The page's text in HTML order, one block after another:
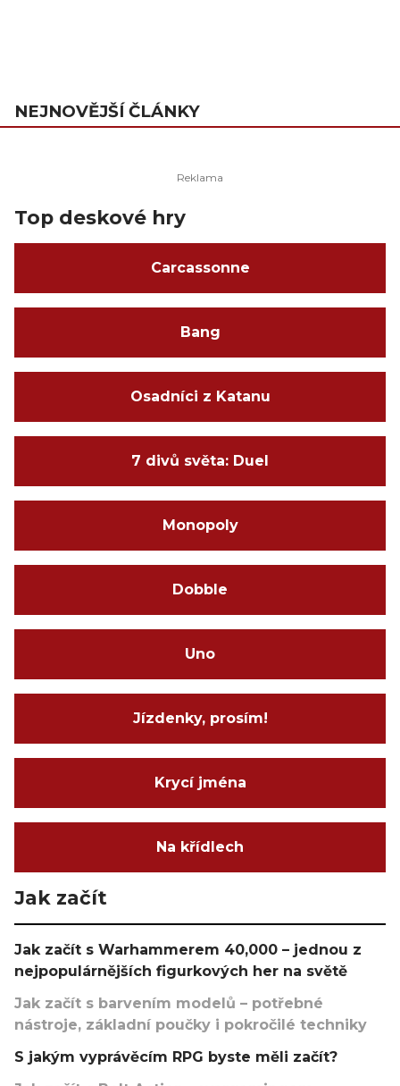
NEJNOVĚJŠÍ ČLÁNKY
Top deskové hry
Carcassonne
Bang
Osadníci z Katanu
7 divů světa: Duel
Monopoly
Dobble
Uno
Jízdenky, prosím!
Krycí jména
Na křídlech
Jak začít
Jak začít s Warhammerem 40,000 – jednou z
nejpopulárnějších figurkových her na světě
Jak začít s barvením modelů – potřebné
nástroje, základní poučky i pokročilé techniky
S jakým vyprávěcím RPG byste měli začít?